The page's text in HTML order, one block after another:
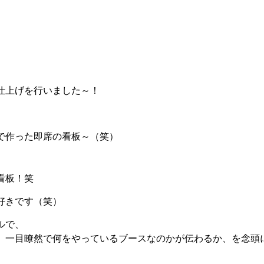
げを行いました～！
った即席の看板～（笑）
板！笑
です（笑）
、
一目瞭然で何をやっているブースなのかが伝わるか、を念頭